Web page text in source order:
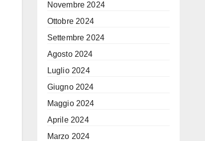
Novembre 2024
Ottobre 2024
Settembre 2024
Agosto 2024
Luglio 2024
Giugno 2024
Maggio 2024
Aprile 2024
Marzo 2024